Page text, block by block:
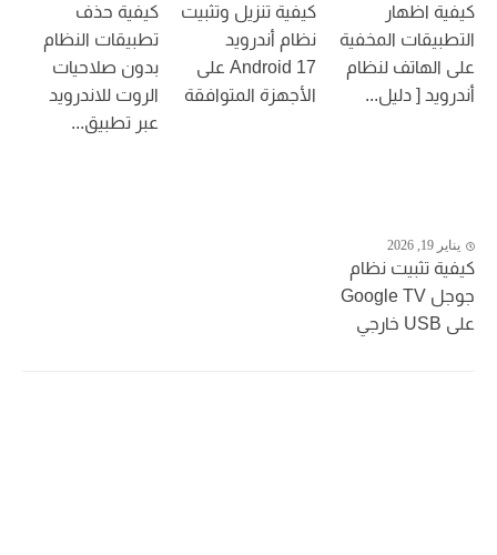
كيفية اظهار
التطبيقات المخفية
على الهاتف لنظام
أندرويد [ دليل...
كيفية تنزيل وتثبيت
نظام أندرويد
Android 17 على
الأجهزة المتوافقة
كيفية حذف
تطبيقات النظام
بدون صلاحيات
الروت للاندرويد
عبر تطبيق...
يناير 19, 2026
كيفية تثبيت نظام
جوجل Google TV
على USB خارجي